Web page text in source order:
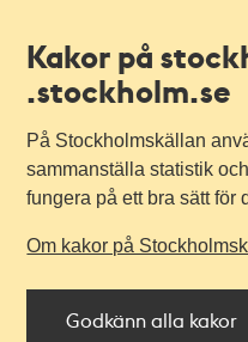
Kakor på
.stockholm.se
På Stockholmskällan
sammanställa statistik
fungera på ett bra sätt för
Om kakor på
Godkänn alla kakor